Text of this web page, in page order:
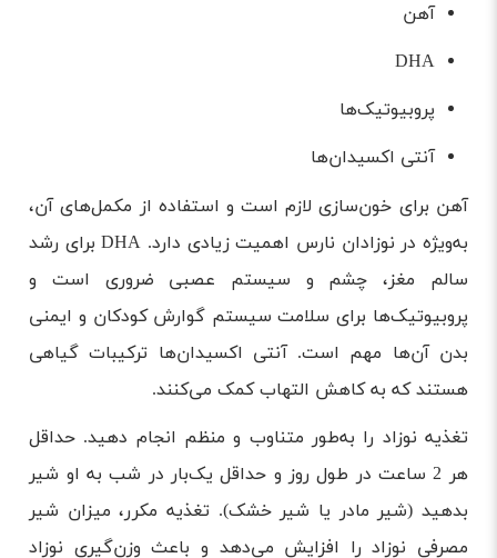
آهن
DHA
پروبیوتیک‌ها
آنتی اکسیدان‌ها
آهن برای خون‌سازی لازم است و استفاده از مکمل‌های آن،
به‌ویژه در نوزادان نارس اهمیت زیادی دارد. DHA برای رشد
سالم مغز، چشم و سیستم عصبی ضروری است و
پروبیوتیک‌ها برای سلامت سیستم گوارش کودکان و ایمنی
بدن آن‌ها مهم است. آنتی اکسیدان‌ها ترکیبات گیاهی
هستند که به کاهش التهاب کمک می‌کنند.
تغذیه نوزاد را به‌طور متناوب و منظم انجام دهید. حداقل
هر 2 ساعت در طول روز و حداقل یک‌بار در شب به او شیر
بدهید (شیر مادر یا شیر خشک). تغذیه مکرر، میزان شیر
مصرفی نوزاد را افزایش می‌دهد و باعث وزن‌گیری نوزاد